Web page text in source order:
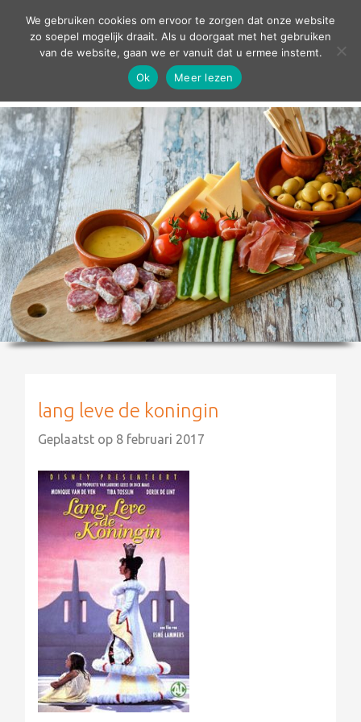
contact
home
agenda
theater
sport
grand café
zakelijk
over ons
lang leve de koningin
Geplaatst op 8 februari 2017
We gebruiken cookies om ervoor te zorgen dat onze website
zo soepel mogelijk draait. Als u doorgaat met het gebruiken
van de website, gaan we er vanuit dat u ermee instemt.
Ok
Meer lezen